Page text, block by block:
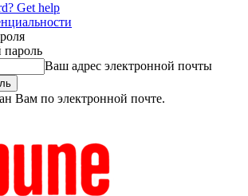
Get help
пароль
Ваш адрес электронной почты
Вам по электронной почте.